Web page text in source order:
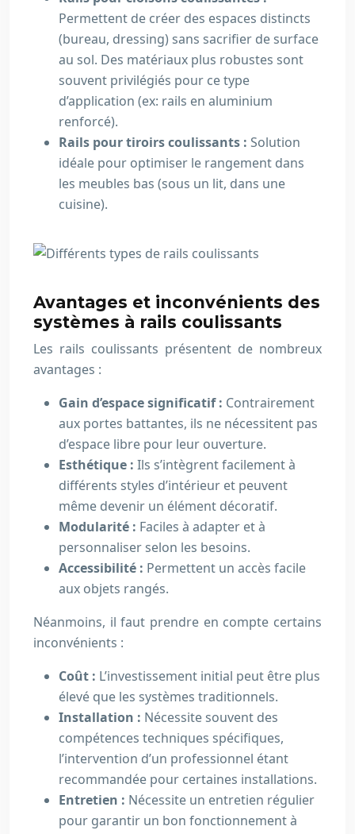
Permettent de créer des espaces distincts
(bureau, dressing) sans sacrifier de surface
au sol. Des matériaux plus robustes sont
souvent privilégiés pour ce type
d’application (ex: rails en aluminium
renforcé).
Rails pour tiroirs coulissants : Solution
idéale pour optimiser le rangement dans
les meubles bas (sous un lit, dans une
cuisine).
Avantages et inconvénients des
systèmes à rails coulissants
Les rails coulissants présentent de nombreux
avantages :
Gain d’espace significatif : Contrairement
aux portes battantes, ils ne nécessitent pas
d’espace libre pour leur ouverture.
Esthétique : Ils s’intègrent facilement à
différents styles d’intérieur et peuvent
même devenir un élément décoratif.
Modularité : Faciles à adapter et à
personnaliser selon les besoins.
Accessibilité : Permettent un accès facile
aux objets rangés.
Néanmoins, il faut prendre en compte certains
inconvénients :
Coût : L’investissement initial peut être plus
élevé que les systèmes traditionnels.
Installation : Nécessite souvent des
compétences techniques spécifiques,
l’intervention d’un professionnel étant
recommandée pour certaines installations.
Entretien : Nécessite un entretien régulier
pour garantir un bon fonctionnement à